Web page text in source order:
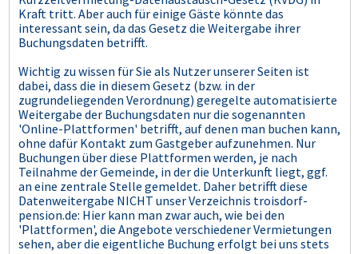
Kraft tritt. Aber auch für einige Gäste könnte das
interessant sein, da das Gesetz die Weitergabe ihrer
Buchungsdaten betrifft.
Wichtig zu wissen für Sie als Nutzer unserer Seiten ist
dabei, dass die in diesem Gesetz (bzw. in der
zugrundeliegenden Verordnung) geregelte automatisierte
Weitergabe der Buchungsdaten nur die sogenannten
'Online-Plattformen' betrifft, auf denen man buchen kann,
ohne dafür Kontakt zum Gastgeber aufzunehmen. Nur
Buchungen über diese Plattformen werden, je nach
Teilnahme der Gemeinde, in der die Unterkunft liegt, ggf.
an eine zentrale Stelle gemeldet. Daher betrifft diese
Datenweitergabe NICHT unser Verzeichnis troisdorf-
pension.de: Hier kann man zwar auch, wie bei den
'Plattformen', die Angebote verschiedener Vermietungen
sehen, aber die eigentliche Buchung erfolgt bei uns stets